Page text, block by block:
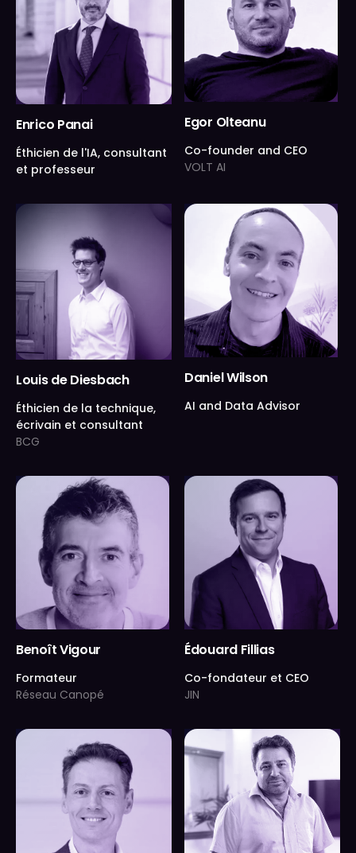
Enrico Panai
Éthicien de l'IA, consultant
et professeur
Egor Olteanu
Co-founder and CEO
VOLT AI
Louis de Diesbach
Éthicien de la technique,
écrivain et consultant
BCG
Daniel Wilson
AI and Data Advisor
Benoît Vigour
Formateur
Réseau Canopé
Édouard Fillias
Co-fondateur et CEO
JIN